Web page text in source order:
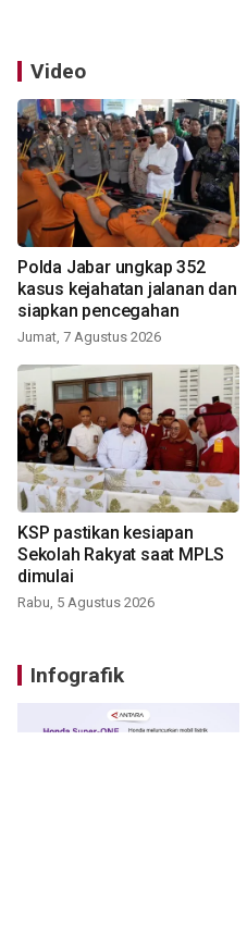
Video
Polda Jabar ungkap 352
kasus kejahatan jalanan dan
siapkan pencegahan
Jumat, 7 Agustus 2026
KSP pastikan kesiapan
Sekolah Rakyat saat MPLS
dimulai
Rabu, 5 Agustus 2026
Infografik